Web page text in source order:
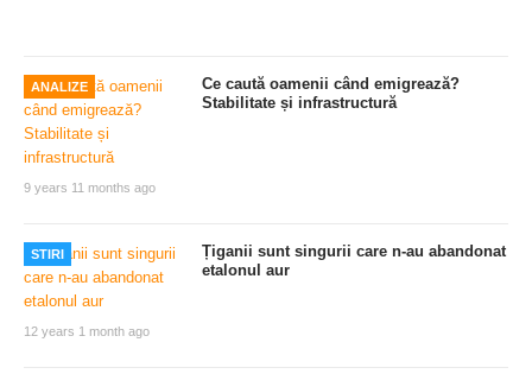
ANALIZE
9 years 11 months ago
Ce caută oamenii când emigrează?
Stabilitate și infrastructură
STIRI
12 years 1 month ago
Țiganii sunt singurii care n-au abandonat
etalonul aur